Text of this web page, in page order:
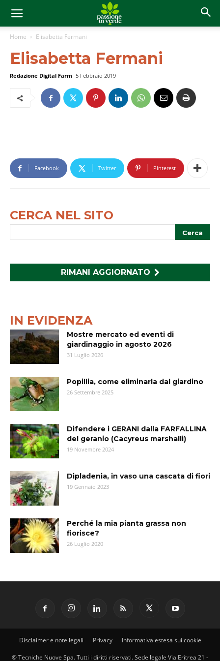
Home Elisabetta Fermani
Elisabetta Fermani
Redazione Digital Farm 5 Febbraio 2019
Facebook Twitter Pinterest
CERCA NEL SITO
RIMANI AGGIORNATO
IN EVIDENZA
Mostre mercato ed eventi di
giardinaggio in agosto 2026
31 Luglio 2026
Popillia, come eliminarla dal giardino
26 Settembre 2025
Difendere i GERANI dalla FARFALLINA
del geranio (Cacyreus marshalli)
19 Novembre 2024
Dipladenia, in vaso una cascata di fiori
19 Gennaio 2023
Perché la mia pianta grassa non
fiorisce?
26 Luglio 2020
Disclaimer e note legali Privacy Informativa estesa sui cookie
© Tecniche Nuove Spa. Tutti i diritti riservati. Sede legale Via Eritrea 21 -